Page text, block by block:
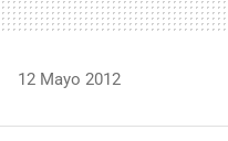
12 Mayo 2012